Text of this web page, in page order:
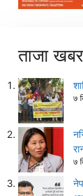
ताजा
७
७